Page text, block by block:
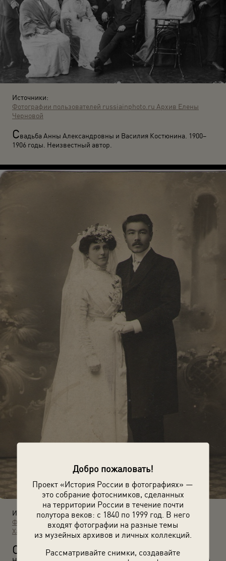
Добро пожаловать!
Проект «История России в фотографиях» —
это собрание фотоснимков, сделанных
на территории России в течение почти
полутора веков: с 1840 по 1999 год. В него
входят фотографии на разные темы
из музейных архивов и личных коллекций.
Рассматривайте снимки, создавайте
Источники:
Фотографии пользователей russiainphoto.ru Архив Елены
Черновой
Свадьба Анны Александровны и Василия Костюнина. 1900–
1906 годы. Неизвестный автор.
Источники:
Фотографии пользователей russiainphoto.ruАрхив Марии
Хартанович
С
вадебная фотография: Гантимуровы. 1900–1905 годы.